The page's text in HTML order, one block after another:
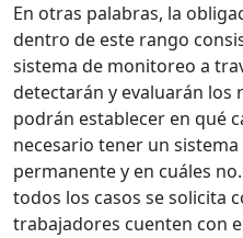
En otras palabras, la
dentro de este rango
sistema de monitoreo a
detectarán y evaluarán los
podrán establecer en qué
necesario tener un
permanente y en cuáles
todos los casos se solicita
trabajadores cuenten con